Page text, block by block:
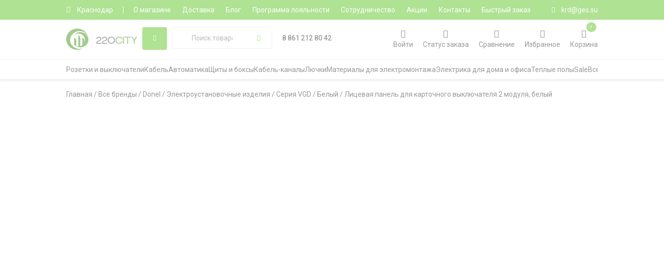
Краснодар О магазине Доставка Блог Программа лояльности Сотрудничество Акции Контакты Быстрый заказ krd@ges.su
8 861 212 80 42
Войти
Статус заказа Сравнение Избранное Корзина
0
Розетки и выключателиКабельАвтоматика Щиты и боксыКабель-каналыЛючкиМатериалы для электромонтажаЭлектрика для дома и офисаТеплые полыSaleВсе категории
Главная / Все бренды / Donel / Электроустановочные изделия / Серия VGD / Белый / Лицевая панель для карточного выключателя 2 модуля, белый